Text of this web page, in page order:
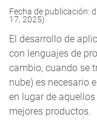
Fecha de publicación:
17, 2025)
El desarrollo de
con lenguajes de
cambio, cuando se
nube) es necesario
en lugar de
mejores productos.